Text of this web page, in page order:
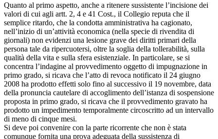
Quanto al primo aspetto, anche a ritenere sussistente l’incisione dei
valori di cui agli artt. 2, 4 e 41 Cost., il Collegio reputa che il
semplice ritardo, che la condotta amministrativa ha cagionato,
nell’inizio di un’attività economica (nella specie di rivendita di
giornali) non evidenzi una lesione grave dei diritti primari della
persona tale da ripercuotersi, oltre la soglia della tollerabilità, sulla
qualità della vita e sulla sfera esistenziale. In particolare, se si
concentra l’indagine al provvedimento oggetto di impugnazione in
primo grado, si ricava che l’atto di revoca notificato il 24 giugno
2008 ha prodotto effetti solo fino al successivo il 19 novembre, data
della pronuncia cautelare di accoglimento dell’istanza di sospensione
proposta in primo grado, si ricava che il provvedimento gravato ha
prodotto un impedimento temporalmente circoscritto ad un intervallo
di meno di cinque mesi.
Si deve poi convenire con la parte ricorrente che non è stata
comunque fornita una prova adeguata della sussistenza di